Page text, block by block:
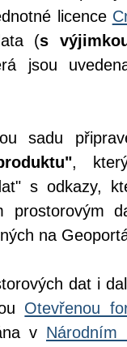
licence
(s
jsou
sadu
,
s odkazy,
prostorovým
na
dat i
Otevřenou
v Národním